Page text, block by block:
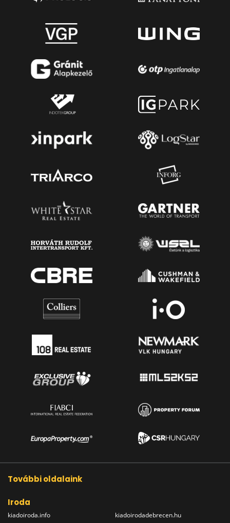
További oldalaink
Iroda
kiadoiroda.info
kiadoirodadebrecen.hu